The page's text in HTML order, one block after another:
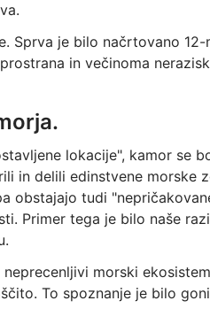
Sprva je bilo načrtovano 12-
in večinoma
lokacije", kamor se
in delili edinstvene morske
obstajajo tudi
Primer tega je bilo naše
morski
To spoznanje je bilo